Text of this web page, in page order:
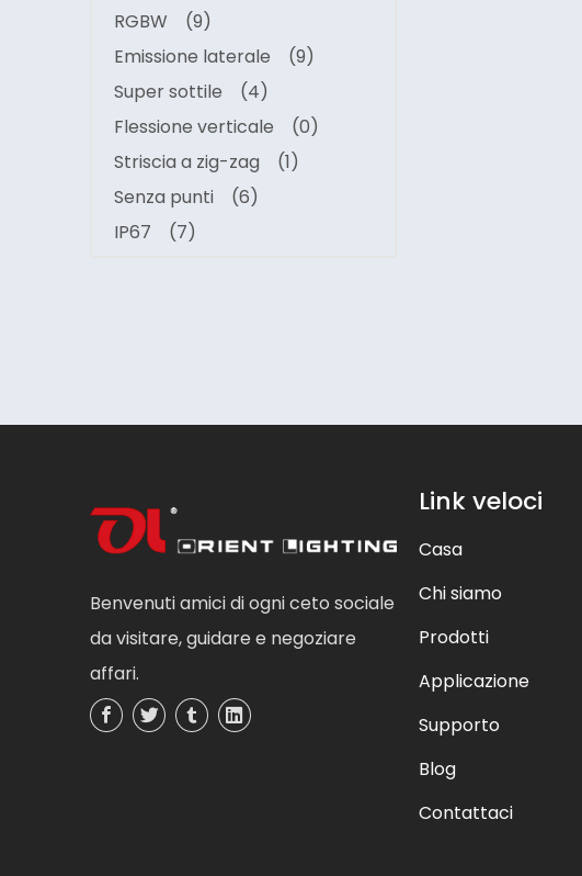
RGBW
(9)
Emissione laterale
(9)
Super sottile
(4)
Flessione verticale
(0)
Striscia a zig-zag
(1)
Senza punti
(6)
IP67
(7)
Benvenuti amici di ogni ceto sociale
da visitare, guidare e negoziare
affari.
Link veloci
Casa
Chi siamo
Prodotti
Applicazione
Supporto
Blog
Contattaci